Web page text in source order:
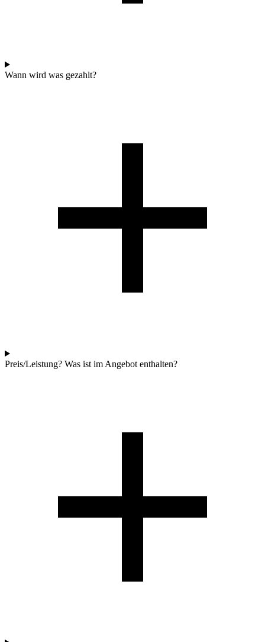
Wann wird was gezahlt?
Preis/Leistung? Was ist im Angebot enthalten?